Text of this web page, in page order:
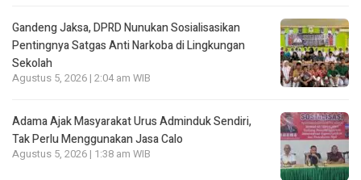
Gandeng Jaksa, DPRD Nunukan Sosialisasikan
Pentingnya Satgas Anti Narkoba di Lingkungan
Sekolah
Agustus 5, 2026 | 2:04 am WIB
Adama Ajak Masyarakat Urus Adminduk Sendiri,
Tak Perlu Menggunakan Jasa Calo
Agustus 5, 2026 | 1:38 am WIB